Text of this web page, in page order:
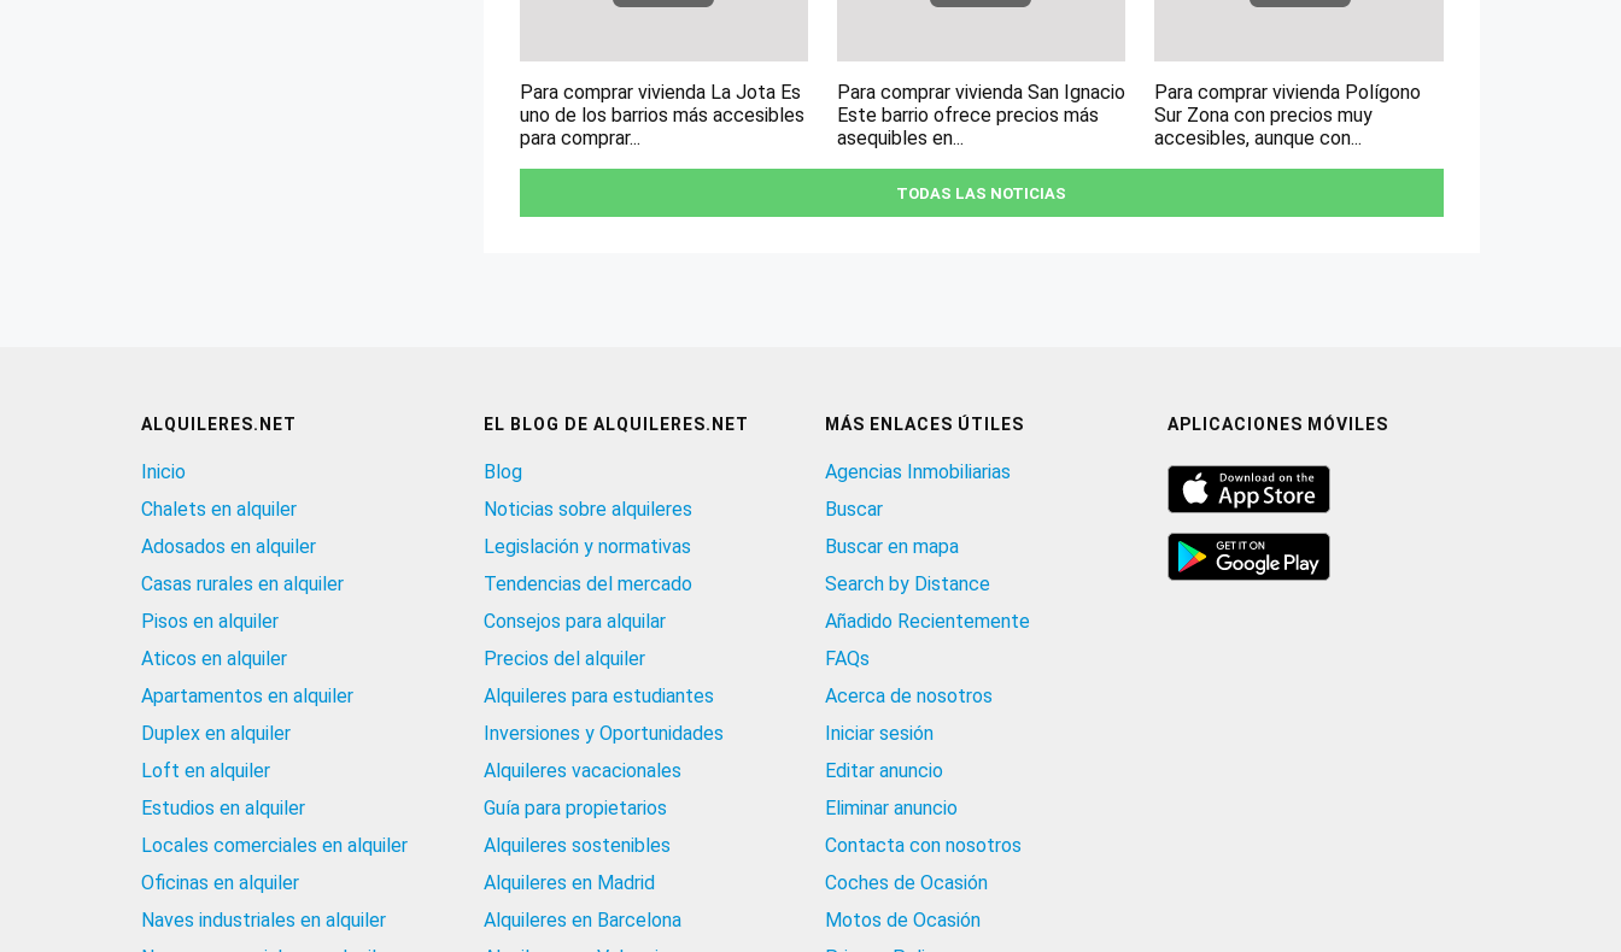
Para comprar vivienda La Jota Es
uno de los barrios más accesibles
para comprar...
Para comprar vivienda San Ignacio
Este barrio ofrece precios más
asequibles en...
Para comprar vivienda Polígono
Sur Zona con precios muy
accesibles, aunque con...
TODAS LAS NOTICIAS
ALQUILERES.NET
Inicio
Chalets en alquiler
Adosados en alquiler
Casas rurales en alquiler
Pisos en alquiler
Aticos en alquiler
Apartamentos en alquiler
Duplex en alquiler
Loft en alquiler
Estudios en alquiler
Locales comerciales en alquiler
Oficinas en alquiler
Naves industriales en alquiler
EL BLOG DE ALQUILERES.NET
Blog
Noticias sobre alquileres
Legislación y normativas
Tendencias del mercado
Consejos para alquilar
Precios del alquiler
Alquileres para estudiantes
Inversiones y Oportunidades
Alquileres vacacionales
Guía para propietarios
Alquileres sostenibles
Alquileres en Madrid
Alquileres en Barcelona
MÁS ENLACES ÚTILES
Agencias Inmobiliarias
Buscar
Buscar en mapa
Search by Distance
Añadido Recientemente
FAQs
Acerca de nosotros
Iniciar sesión
Editar anuncio
Eliminar anuncio
Contacta con nosotros
Coches de Ocasión
Motos de Ocasión
APLICACIONES MÓVILES